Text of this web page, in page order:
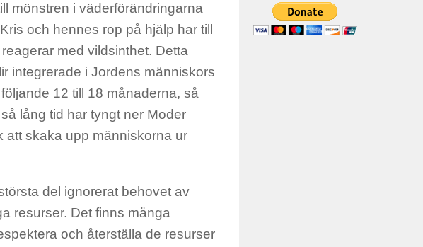
mönstren i väderförändringarna
och hennes rop på hjälp har till
med vildsinthet. Detta
integrerade i Jordens människors
12 till 18 månaderna, så
lång tid har tyngt ner Moder
att skaka upp människorna ur
del ignorerat behovet av
resurser. Det finns många
och återställa de resurser